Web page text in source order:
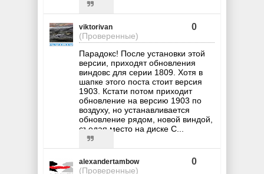
viktorivan
(Проверенные)
0
Парадокс! После установки этой
версии, приходят обновления
виндовс для серии 1809. Хотя в
шапке этого поста стоит версия
1903. Кстати потом приходит
обновление на версию 1903 по
воздуху, но устанавливается
обновление рядом, новой виндой,
съедая место на диске С...
alexandertambow
(Проверенные)
0